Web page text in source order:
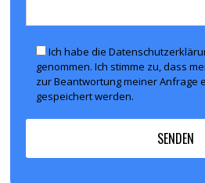
Ich habe die
genommen. Ich stimme zu, dass
zur Beantwortung meiner Anfrage
gespeichert werden.